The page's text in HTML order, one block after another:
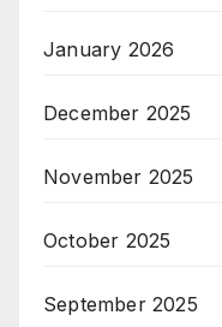
January 2026
December 2025
November 2025
October 2025
September 2025